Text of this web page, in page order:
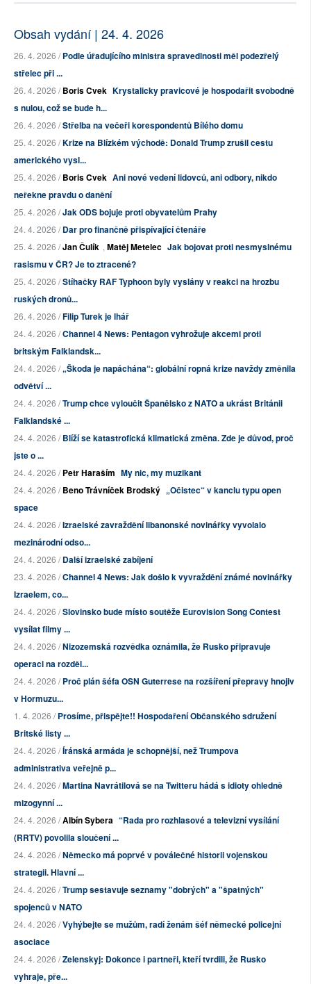
Obsah vydání | 24. 4. 2026
26. 4. 2026 /Podle úřadujícího ministra spravedlnosti měl podezřelý
střelec při ...
26. 4. 2026 /Boris Cvek Krystalicky pravicové je hospodařit svobodně
s nulou, což se bude h...
26. 4. 2026 /Střelba na večeři korespondentů Bílého domu
25. 4. 2026 /Krize na Blízkém východě: Donald Trump zrušil cestu
amerického vysl...
25. 4. 2026 /Boris Cvek Ani nové vedení lidovců, ani odbory, nikdo
neřekne pravdu o danění
25. 4. 2026 /Jak ODS bojuje proti obyvatelům Prahy
24. 4. 2026 /Dar pro finančně přispívající čtenáře
25. 4. 2026 /Jan Čulík , Matěj Metelec Jak bojovat proti nesmyslnému
rasismu v ČR? Je to ztracené?
25. 4. 2026 /Stíhačky RAF Typhoon byly vyslány v reakci na hrozbu
ruských dronů...
26. 4. 2026 /Filip Turek je lhář
24. 4. 2026 /Channel 4 News: Pentagon vyhrožuje akcemi proti
britským Falklandsk...
24. 4. 2026 /„Škoda je napáchána“: globální ropná krize navždy změnila
odvětví ...
24. 4. 2026 /Trump chce vyloučit Španělsko z NATO a ukrást Británii
Falklandské ...
24. 4. 2026 /Blíží se katastrofická klimatická změna. Zde je důvod, proč
jste o ...
24. 4. 2026 /Petr Haraším My nic, my muzikant
24. 4. 2026 /Beno Trávníček Brodský „Očistec“ v kanclu typu open
space
24. 4. 2026 /Izraelské zavraždění libanonské novinářky vyvolalo
mezinárodní odso...
24. 4. 2026 /Další izraelské zabíjení
23. 4. 2026 /Channel 4 News: Jak došlo k vyvraždění známé novinářky
Izraelem, co...
24. 4. 2026 /Slovinsko bude místo soutěže Eurovision Song Contest
vysílat filmy ...
24. 4. 2026 /Nizozemská rozvědka oznámila, že Rusko připravuje
operaci na rozděl...
24. 4. 2026 /Proč plán šéfa OSN Guterrese na rozšíření přepravy hnojiv
v Hormuzu...
1. 4. 2026 /Prosíme, přispějte!! Hospodaření Občanského sdružení
Britské listy ...
24. 4. 2026 /Íránská armáda je schopnější, než Trumpova
administrativa veřejně p...
24. 4. 2026 /Martina Navrátilová se na Twitteru hádá s idioty ohledně
mizogynní ...
24. 4. 2026 /Albín Sybera “Rada pro rozhlasové a televizní vysílání
(RRTV) povolila sloučení ...
24. 4. 2026 /Německo má poprvé v poválečné historii vojenskou
strategii. Hlavní ...
24. 4. 2026 /Trump sestavuje seznamy "dobrých" a "špatných"
spojenců v NATO
24. 4. 2026 /Vyhýbejte se mužům, radí ženám šéf německé policejní
asociace
24. 4. 2026 /Zelenskyj: Dokonce i partneři, kteří tvrdili, že Rusko
vyhraje, pře...